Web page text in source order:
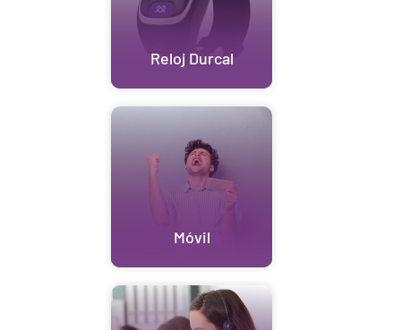
Reloj Durcal
Móvil